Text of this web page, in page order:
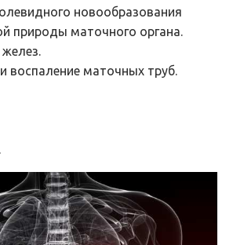
новообразования
природы маточного органа.
воспаление маточных труб.